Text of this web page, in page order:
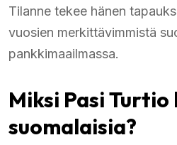
Tilanne tekee hänen
vuosien merkittävimmistä
pankkimaailmassa.
Miksi Pasi
suomalaisia?